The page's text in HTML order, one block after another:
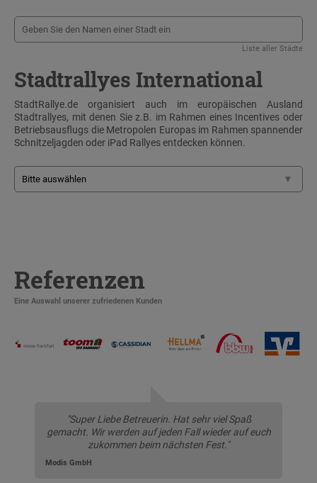
Liste aller Städte
Stadtrallyes International
StadtRallye.de organisiert auch im europäischen Ausland
Stadtrallyes, mit denen Sie z.B. im Rahmen eines Incentives oder
Betriebsausflugs die Metropolen Europas im Rahmen spannender
Schnitzeljagden oder iPad Rallyes entdecken können.
Referenzen
Eine Auswahl unserer zufriedenen Kunden
"Super Liebe Betreuerin. Hat sehr viel Spaß
gemacht. Wir werden auf jeden Fall wieder auf euch
zukommen beim nächsten Fest."
Modis GmbH